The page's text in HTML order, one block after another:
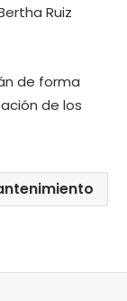
Ruiz
de forma
de los